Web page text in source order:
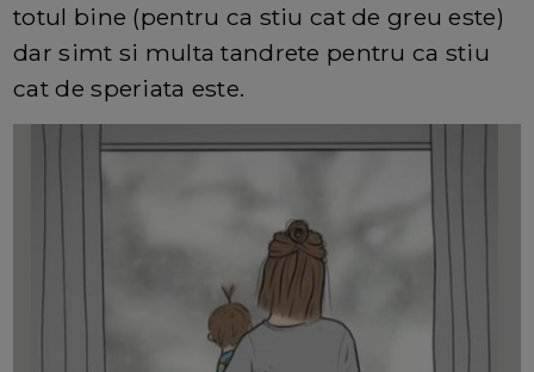
totul bine (pentru ca stiu cat de greu este)
dar simt si multa tandrete pentru ca stiu
cat de speriata este.